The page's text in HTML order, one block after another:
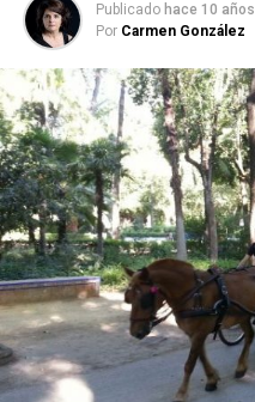
Publicado hace 10 años
Por Carmen González